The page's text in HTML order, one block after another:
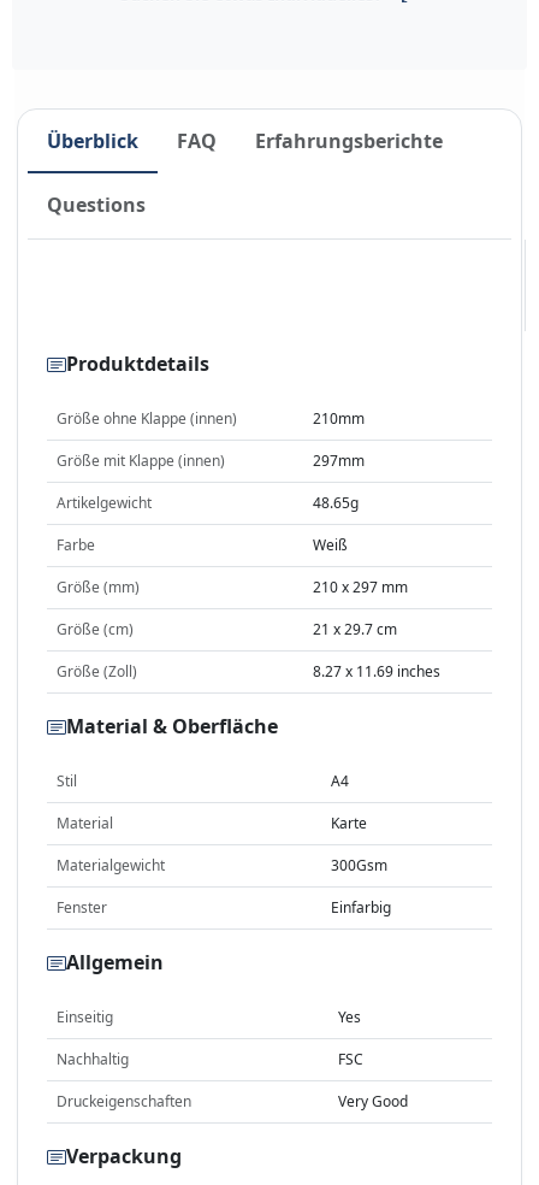
Überblick FAQ Erfahrungsberichte
Questions
Produktdetails
Größe ohne Klappe (innen) 210mm
Größe mit Klappe (innen) 297mm
Artikelgewicht 48.65g
Farbe Weiß
Größe (mm) 210 x 297 mm
Größe (cm) 21 x 29.7 cm
Größe (Zoll) 8.27 x 11.69 inches
Material & Oberfläche
Stil A4
Material Karte
Materialgewicht 300Gsm
Fenster Einfarbig
Allgemein
Einseitig Yes
Nachhaltig FSC
Druckeigenschaften Very Good
Verpackung